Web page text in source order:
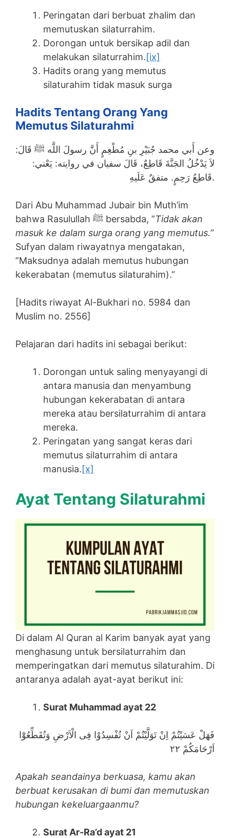
Peringatan dari berbuat zhalim dan
memutuskan silaturrahim.
Dorongan untuk bersikap adil dan
melakukan silaturrahim.[ix]
Hadits orang yang memutus
silaturahim tidak masuk surga
Hadits Tentang Orang Yang
Memutus Silaturahmi
وعن أَبي محمد جُبَيْرِ بنِ مُطْعِمٍ أَنَّ رسولَ اللَّه ﷺ قَالَ:
لاَ يَدْخُلُ الجَنَّةَ قَاطِعٌ، قَالَ سفيان في روايته: يَعْني:
قَاطِعُ رَحِمٍ. متفقٌ عَلَيهِ.
Dari Abu Muhammad Jubair bin Muth’im
bahwa Rasulullah ﷺ bersabda, ”Tidak akan
masuk ke dalam surga orang yang memutus.”
Sufyan dalam riwayatnya mengatakan,
”Maksudnya adalah memutus hubungan
kekerabatan (memutus silaturahim).”
[Hadits riwayat Al-Bukhari no. 5984 dan
Muslim no. 2556]
Pelajaran dari hadits ini sebagai berikut:
Dorongan untuk saling menyayangi di
antara manusia dan menyambung
hubungan kekerabatan di antara
mereka atau bersilaturrahim di antara
mereka.
Peringatan yang sangat keras dari
memutus silaturrahim di antara
manusia.[x]
Ayat Tentang Silaturahmi
Di dalam Al Quran al Karim banyak ayat yang
menghasung untuk bersilaturrahim dan
memperingatkan dari memutus silaturahim. Di
antaranya adalah ayat-ayat berikut ini:
Surat Muhammad ayat 22
فَهَلْ عَسَيْتُمْ اِنْ تَوَلَّيْتُمْ اَنْ تُفْسِدُوْا فِى الْاَرْضِ وَتُقَطِّعُوْٓا
اَرْحَامَكُمْ ٢٢
Apakah seandainya berkuasa, kamu akan
berbuat kerusakan di bumi dan memutuskan
hubungan kekeluargaanmu?
Surat Ar-Ra’d ayat 21